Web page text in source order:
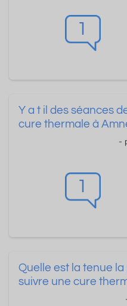
1
1
Y a t il des séances
cure thermale à
-
Quelle est la tenue
suivre une cure